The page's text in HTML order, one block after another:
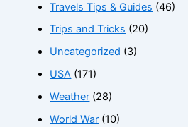
Travels Tips & Guides (46)
Trips and Tricks (20)
Uncategorized (3)
USA (171)
Weather (28)
World War (10)